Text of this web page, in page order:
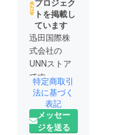
プロジェク
トを掲載し
ています
迅田国際株
式会社の
UNNストア
です
当社は人々
がより便利
で幸せな生
活を送るこ
特定商取引
法に基づく
表記
メッセー
ジを送る